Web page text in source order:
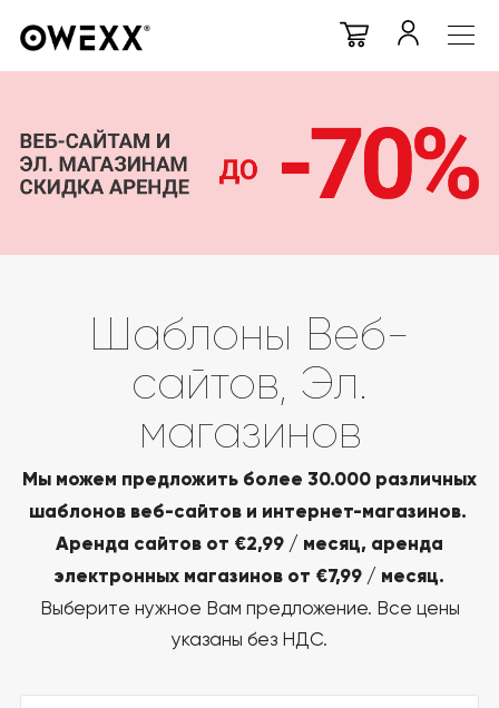
Шаблоны Веб-
сайтов, Эл.
магазинов
Мы можем предложить более 30.000 различных
шаблонов веб-сайтов и интернет-магазинов.
Аренда сайтов от €2,99 / месяц, аренда
электронных магазинов от €7,99 / месяц.
Выберите нужное Вам предложение. Все цены
указаны без НДС.